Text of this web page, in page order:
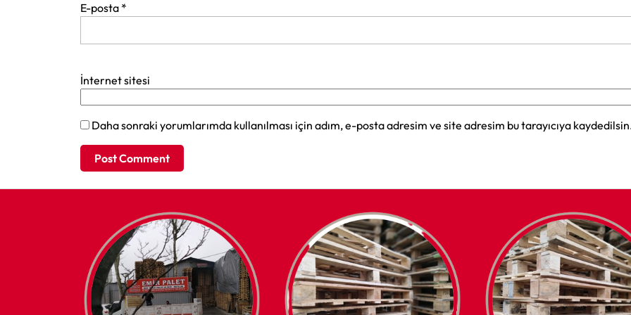
E-posta *
İnternet sitesi
Daha sonraki yorumlarımda kullanılması için adım, e-posta adresim ve site adresim bu tarayıcıya